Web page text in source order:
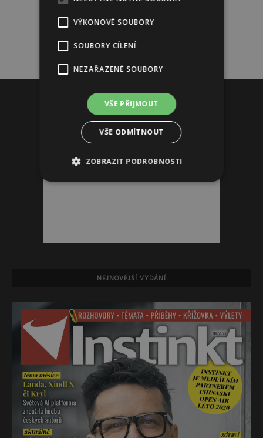
NEJNOVĚJŠÍ VYDÁNÍ
VÝKONOVÉ SOUBORY
SOUBORY CÍLENÍ
NEZAŘAZENÉ SOUBORY
VŠE PŘIJMOUT
VŠE ODMÍTNOUT
ZOBRAZIT PODROBNOSTI